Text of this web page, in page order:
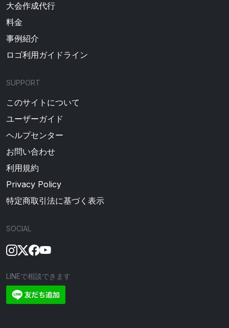
大会作成代行
料金
事例紹介
ロゴ利用ガイドライン
SUPPORT
このサイトについて
ユーザーガイド
ヘルプセンター
お問い合わせ
利用規約
Privacy Policy
特定商取引法に基づく表示
SOCIAL
LINEで相談できます